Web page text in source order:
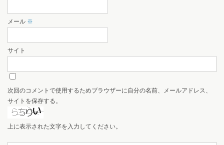
メール ※
サイト
次回のコメントで使用するためブラウザーに自分の名前、メールアドレス、
サイトを保存する。
上に表示された文字を入力してください。